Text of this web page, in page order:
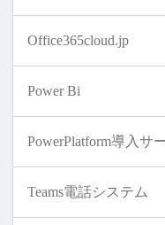
Office365cloud.jp
Power Bi
PowerPlatform導入サ
Teams電話システム